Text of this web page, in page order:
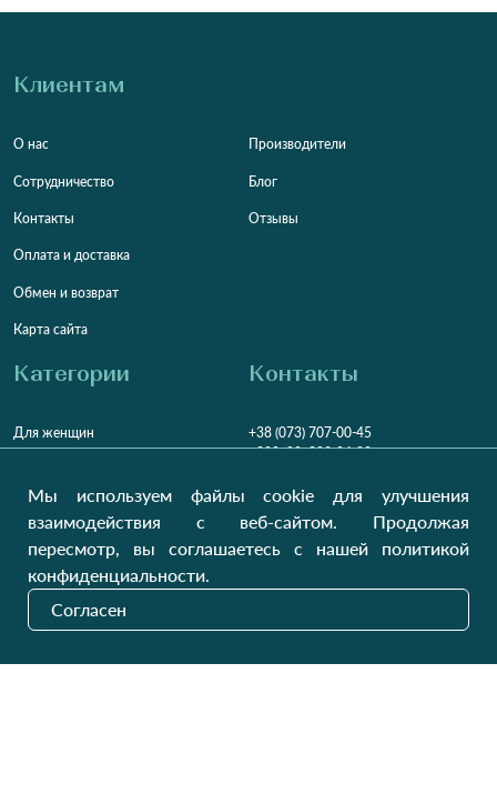
Клиентам
О нас
Сотрудничество
Контакты
Оплата и доставка
Обмен и возврат
Карта сайта
Производители
Блог
Отзывы
Категории
Для женщин
Для детей
Домашний текстиль
Контакты
+38 (073) 707-00-45
+380 (99) 302-84-98
Заказать звонок?
Пн-Пт9:00 - 16:00
НДВихідний
Наши обновления
Мы используем файлы cookie для улучшения
взаимодействия с веб-сайтом. Продолжая
пересмотр, вы соглашаетесь с нашей политикой
конфиденциальности.
Согласен